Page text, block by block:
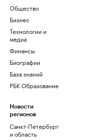
Общество
Бизнес
Технологии и
медиа
Финансы
Биографии
База знаний
РБК Образование
Новости
регионов
Санкт-Петербург
и область